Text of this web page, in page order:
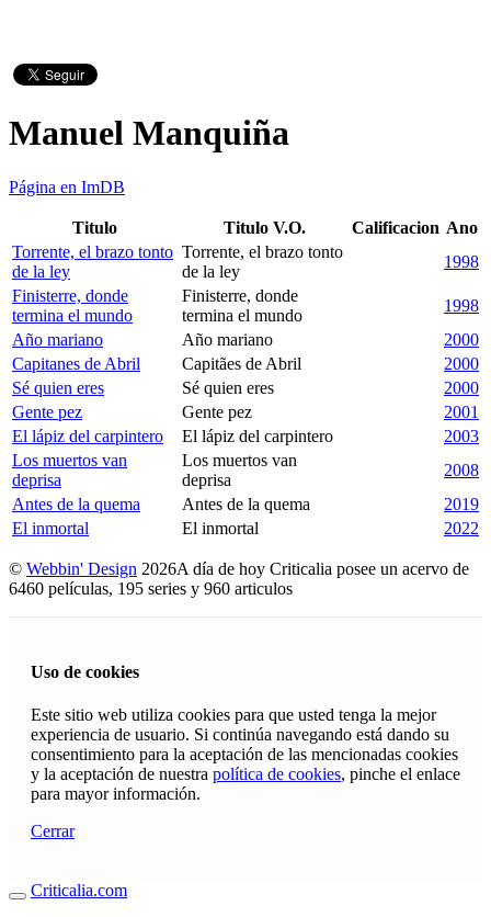
Manuel Manquiña
Página en ImDB
Titulo Titulo V.O. Calificacion Ano
Torrente, el brazo tonto
de la ley
Torrente, el brazo tonto
de la ley
1998
Finisterre, donde
termina el mundo
Finisterre, donde
termina el mundo
1998
Año mariano
Año mariano
2000
Capitanes de Abril
Capitães de Abril
2000
Sé quien eres
Sé quien eres
2000
Gente pez
Gente pez
2001
El lápiz del carpintero
El lápiz del carpintero
2003
Los muertos van
deprisa
Los muertos van
deprisa
2008
Antes de la quema
Antes de la quema
2019
El inmortal
El inmortal 2022
© Webbin' Design 2026A día de hoy Criticalia posee un acervo de
6460 películas, 195 series y 960 articulos
Uso de cookies
Este sitio web utiliza cookies para que usted tenga la mejor
experiencia de usuario. Si continúa navegando está dando su
consentimiento para la aceptación de las mencionadas cookies
y la aceptación de nuestra política de cookies, pinche el enlace
para mayor información.
Cerrar
Criticalia.com